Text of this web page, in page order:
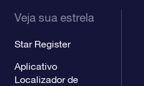
Veja sua estrela
Star Register
Aplicativo
Localizador de